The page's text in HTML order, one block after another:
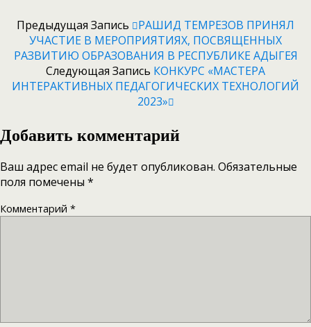
Предыдущая Запись
РАШИД ТЕМРЕЗОВ ПРИНЯЛ
УЧАСТИЕ В МЕРОПРИЯТИЯХ, ПОСВЯЩЕННЫХ
РАЗВИТИЮ ОБРАЗОВАНИЯ В РЕСПУБЛИКЕ АДЫГЕЯ
Следующая Запись КОНКУРС «МАСТЕРА
ИНТЕРАКТИВНЫХ ПЕДАГОГИЧЕСКИХ ТЕХНОЛОГИЙ
2023»
Добавить комментарий
Ваш адрес email не будет опубликован. Обязательные
поля помечены *
Комментарий *